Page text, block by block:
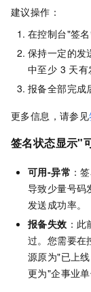
建议操作：
在控制台"签
保持一定的发
中至少 3 天有
报备全部完成
更多信息，请参见
签名状态显示"
可用-异常 ：
导致少量号码
发送成功率。
报备失效 ：
过。您需要在
源原为"已上线
更为"企事业